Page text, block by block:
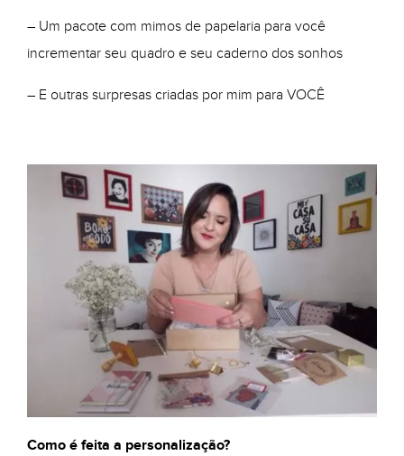
– Um pacote com mimos de papelaria para você
incrementar seu quadro e seu caderno dos sonhos
– E outras surpresas criadas por mim para VOCÊ
Como é feita a personalização?